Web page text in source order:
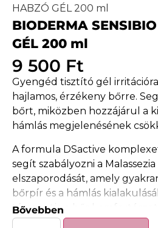
HABZÓ GÉL 200 ml
BIODERMA
GÉL 200 ml
9 500 Ft
Gyengéd tisztító gél
hajlamos, érzékeny bőrre.
bőrt, miközben hozzájárul a
hámlás megjelenésének
A formula DSactive
segít szabályozni a
elszaporodását, amely
bőrpír és a hámlás
támogatja a bőr
megnyugtatni az irritált bőrt.
Bővebben